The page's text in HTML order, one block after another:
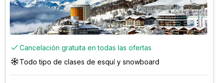
Cancelación gratuita en todas las ofertas
Todo tipo de clases de esquí y snowboard